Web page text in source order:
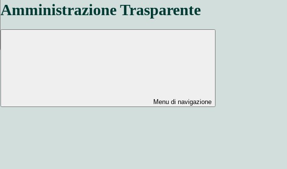
Amministrazione Trasparente
Menu di navigazione